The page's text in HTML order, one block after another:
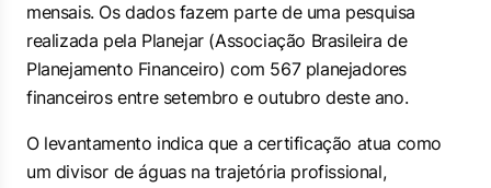
mensais. Os dados fazem parte de uma pesquisa
realizada pela Planejar (Associação Brasileira de
Planejamento Financeiro) com 567 planejadores
financeiros entre setembro e outubro deste ano.
O levantamento indica que a certificação atua como
um divisor de águas na trajetória profissional,